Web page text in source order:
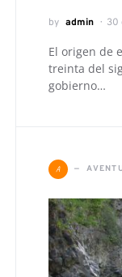
by admin 30
El origen de
treinta del
gobierno…
A